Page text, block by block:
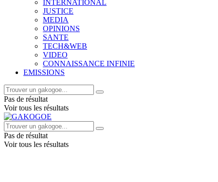
INTERNATIONAL
JUSTICE
MEDIA
OPINIONS
SANTE
TECH&WEB
VIDEO
CONNAISSANCE INFINIE
EMISSIONS
Pas de résultat
Voir tous les résultats
Pas de résultat
Voir tous les résultats